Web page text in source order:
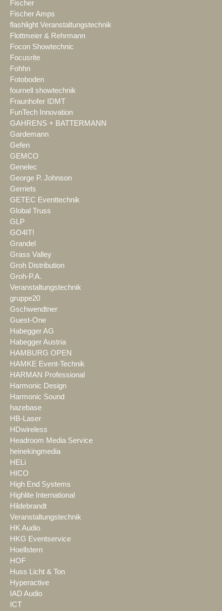
Fischer
Fischer Amps
flashlight Veranstaltungstechnik
Flottmeier & Rehrmann
Focon Showtechnic
Focusrite
Fohhn
Fotoboden
fournell showtechnik
Fraunhofer IDMT
FunTech Innovation
GAHRENS + BATTERMANN
Gardemann
Gefen
GEMCO
Genelec
George P. Johnson
Gerriets
GETEC Eventtechnik
Global Truss
GLP
GO4IT!
Grandel
Grass Valley
Groh Distribution
Groh-P.A.
Veranstaltungstechnik
gruppe20
Gschwendtner
Guest-One
Habegger AG
Habegger Austria
HAMBURG OPEN
HAMKE Event-Technik
HARMAN Professional
Harmonic Design
Harmonic Sound
hazebase
HB-Laser
HDwireless
Headroom Media Service
heinekingmedia
HELi
HICO
High End Systems
Highlite International
Hildebrandt
Veranstaltungstechnik
HK Audio
HKG Eventservice
Hoellstern
HOF
Huss Licht & Ton
Hyperactive
IAD Audio
ICT